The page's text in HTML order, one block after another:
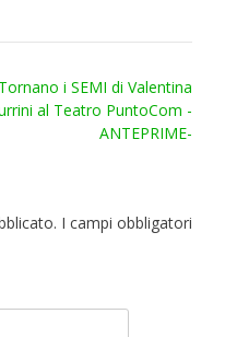
Tornano i SEMI di Valentina
al Teatro PuntoCom -
ANTEPRIME-
I campi obbligatori